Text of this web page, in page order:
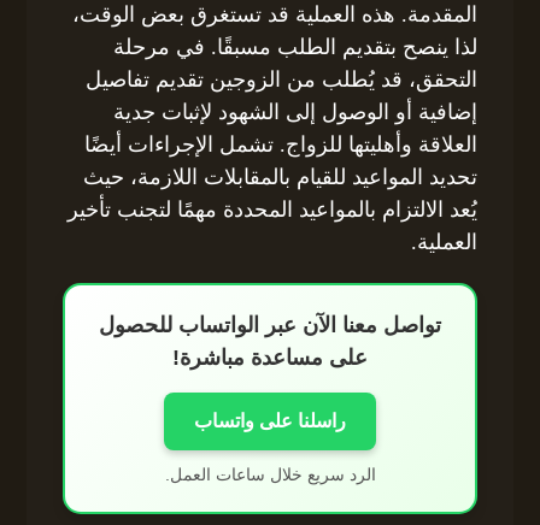
المقدمة. هذه العملية قد تستغرق بعض الوقت،
لذا ينصح بتقديم الطلب مسبقًا. في مرحلة
التحقق، قد يُطلب من الزوجين تقديم تفاصيل
إضافية أو الوصول إلى الشهود لإثبات جدية
العلاقة وأهليتها للزواج. تشمل الإجراءات أيضًا
تحديد المواعيد للقيام بالمقابلات اللازمة، حيث
يُعد الالتزام بالمواعيد المحددة مهمًا لتجنب تأخير
العملية.
تواصل معنا الآن عبر الواتساب للحصول
على مساعدة مباشرة!
راسلنا على واتساب
الرد سريع خلال ساعات العمل.